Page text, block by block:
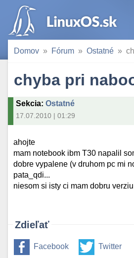
Domov Fórum Ostatné
chyba pri
Sekcia: Ostatné
17.07.2010 | 01:29
ahojte
mam notebook ibm T30 napalil
dobre vypalene (v druhom pc mi
pata_qdi...
niesom si isty ci mam dobru
Zdieľať
Facebook Twitter